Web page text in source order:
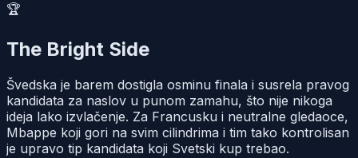
🏆
The Bright Side
Švedska je barem dostigla osminu finala i susrela pravog
kandidata za naslov u punom zamahu, što nije nikoga
ideja lako izvlačenje. Za Francusku i neutralne gledaoce,
Mbappe koji gori na svim cilindrima i tim tako kontrolisan
je upravo tip kandidata koji Svetski kup trebao.